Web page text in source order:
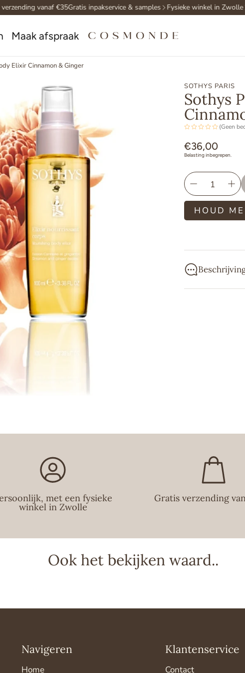
vanaf €35Gratis inpakservice & samples Fysieke winkel in Zwolle
Maak afspraak
Elixir Cinnamon & Ginger
SOTHYS PARIS
Sothys
(Geen
Normale
prijs
€36,00
Belasting inbegrepen.
HOUD
Weldadige
met een fysieke
winkel in Zwolle
Gratis verzending
Ook het bekijken waard..
Navigeren
Home
Klantenservice
Contact